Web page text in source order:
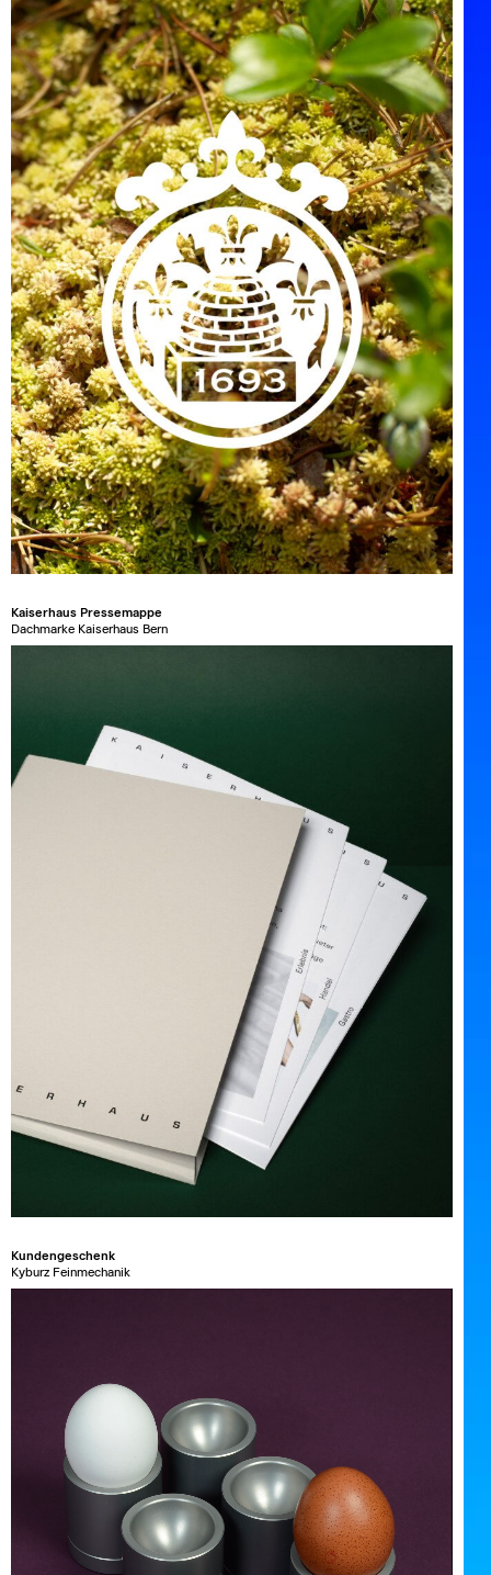
Kaiserhaus Pressemappe
Dachmarke Kaiserhaus Bern
Kundengeschenk
Kyburz Feinmechanik